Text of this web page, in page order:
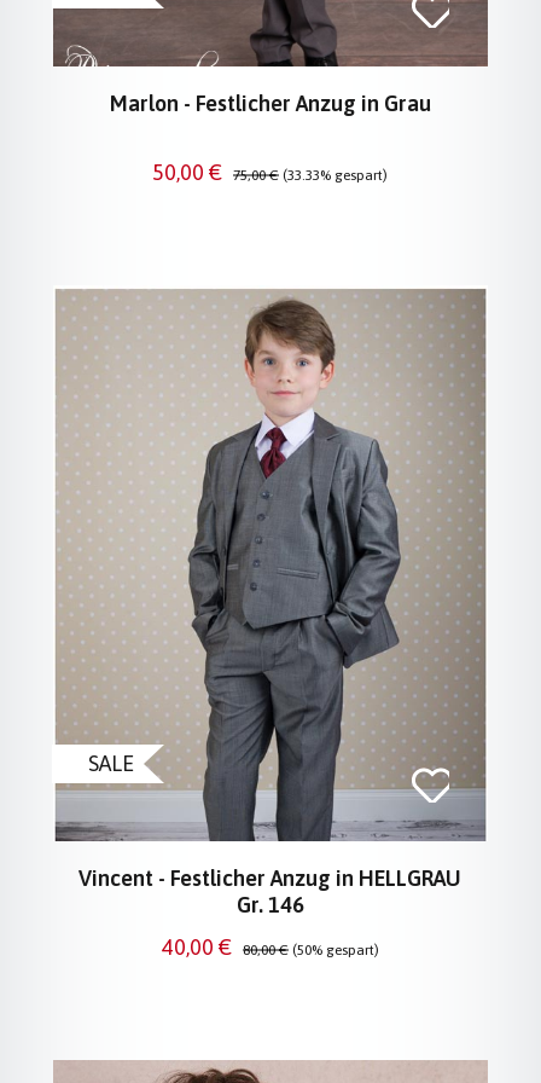
Marlon - Festlicher Anzug in Grau
Verkaufspreis:
50,00 € Regulärer Preis:
75,00 € (33.33% gespart)
SALE
Vincent - Festlicher Anzug in HELLGRAU
Gr. 146
Verkaufspreis:
40,00 € Regulärer Preis:
80,00 € (50% gespart)